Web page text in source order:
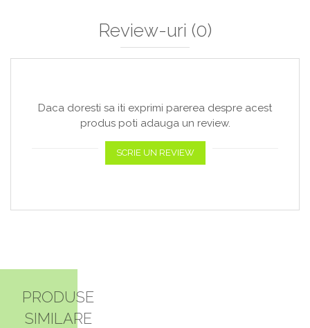
Review-uri (0)
Daca doresti sa iti exprimi parerea despre acest
produs poti adauga un review.
SCRIE UN REVIEW
PRODUSE
SIMILARE